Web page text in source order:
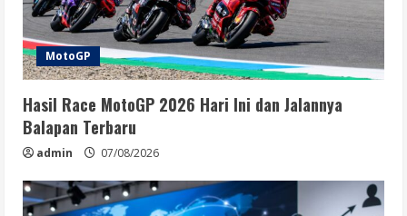
MotoGP
Hasil Race MotoGP 2026 Hari Ini dan Jalannya
Balapan Terbaru
admin 07/08/2026